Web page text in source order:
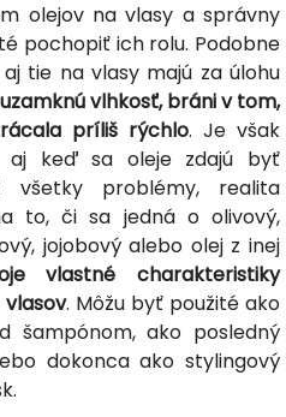
olejov na vlasy a správny
pochopiť ich rolu. Podobne
tie na vlasy majú za úlohu
uzamknú vlhkosť, bráni v tom,
príliš rýchlo. Je však
aj keď sa oleje zdajú byť
všetky problémy, realita
to, či sa jedná o olivový,
jojobový alebo olej z inej
vlastné charakteristiky
. Môžu byť použité ako
šampónom, ako posledný
dokonca ako stylingový